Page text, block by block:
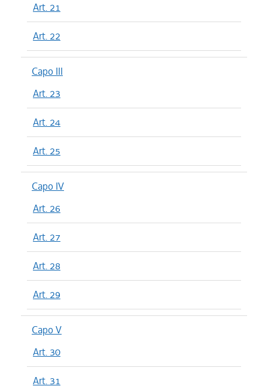
Art. 21
Art. 22
Capo III
Art. 23
Art. 24
Art. 25
Capo IV
Art. 26
Art. 27
Art. 28
Art. 29
Capo V
Art. 30
Art. 31